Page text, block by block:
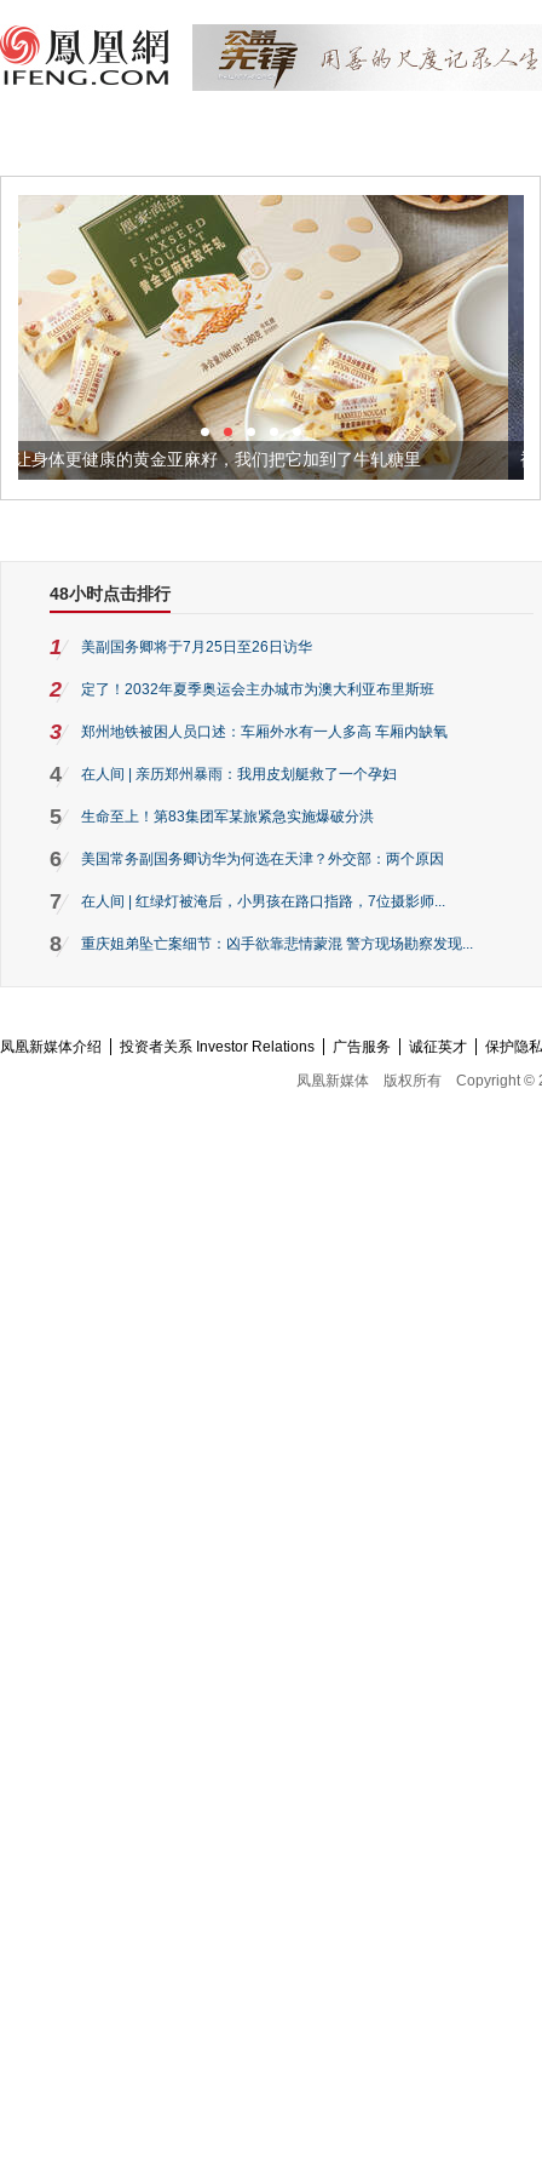
麻籽，我们把它加到了牛轧糖里 被列入佛家七宝的它到
48小时点击排行
1 美副国务卿将于7月25日至26日访华
2 定了！2032年夏季奥运会主办城市为澳大利亚布里斯班
3 郑州地铁被困人员口述：车厢外水有一人多高 车厢内缺氧
4 在人间 | 亲历郑州暴雨：我用皮划艇救了一个孕妇
5 生命至上！第83集团军某旅紧急实施爆破分洪
6 美国常务副国务卿访华为何选在天津？外交部：两个原因
7 在人间 | 红绿灯被淹后，小男孩在路口指路，7位摄影师...
8 重庆姐弟坠亡案细节：凶手欲靠悲情蒙混 警方现场勘察发现...
凤凰新媒体介绍 投资者关系 Investor Relations 广告服务 诚征英才
保护隐
凤凰新媒体
版权所有 Copyright ©